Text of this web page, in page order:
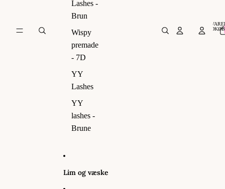
Lashes -
Brun
Wispy
premade
- 7D
YY
Lashes
YY
lashes -
Brune
Lim og væske